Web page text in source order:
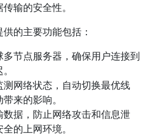
输的安全性。
的主要功能包括：
节点服务器，确保用户连接到
网络状态，自动切换最优线
来的影响。
据，防止网络攻击和信息泄
的上网环境。